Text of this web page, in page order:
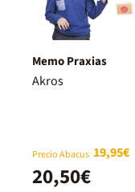
Memo Praxias
Akros
Precio Abacus 19,95€
20,50€